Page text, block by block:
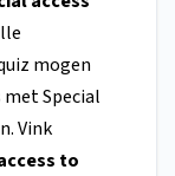
mogen
Special
Vink
to